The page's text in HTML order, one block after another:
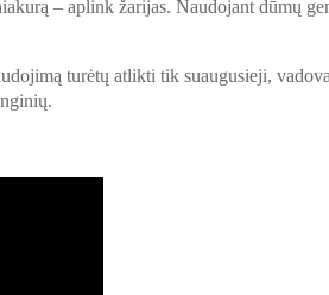
– aplink žarijas. Naudojant dūmų
turėtų atlikti tik suaugusieji,